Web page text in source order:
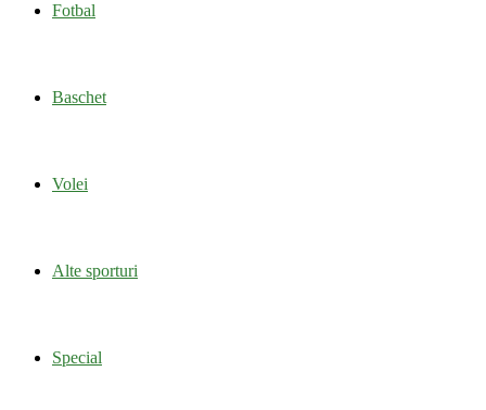
Fotbal
Baschet
Volei
Alte sporturi
Special